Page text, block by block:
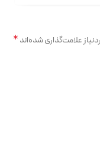
علامت‌گذاری شده‌اند*